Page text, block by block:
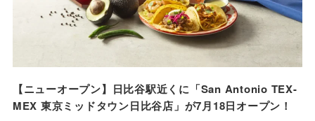
【ニューオープン】日比谷駅近くに「San Antonio TEX-
MEX 東京ミッドタウン日比谷店」が7月18日オープン！